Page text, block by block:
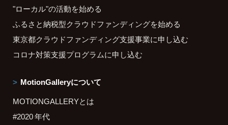
"ローカル"の活動を始める
ふるさと納税型クラウドファンディングを始める
東京都クラウドファンディング支援事業に申し込む
コロナ対策支援プログラムに申し込む
MotionGalleryについて
MOTIONGALLERYとは
#2020 年代